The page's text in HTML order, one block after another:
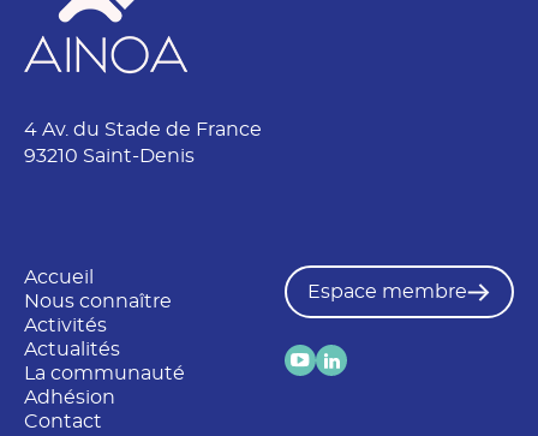
m
a
4 Av. du Stade de France
93210 Saint-Denis
Accueil
Nous connaître
Activités
Actualités
La communauté
Adhésion
Contact
Espace membre